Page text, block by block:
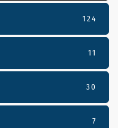
124
11
30
7